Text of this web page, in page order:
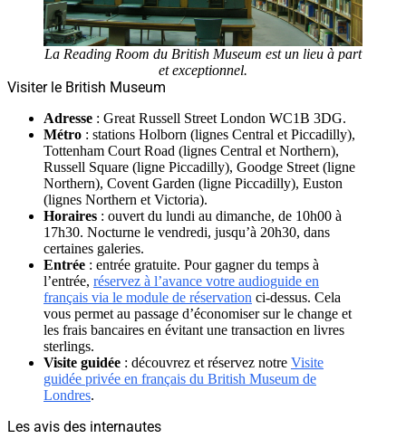
La Reading Room du British Museum est un lieu à part
et exceptionnel.
Visiter le British Museum
Adresse : Great Russell Street London WC1B 3DG.
Métro : stations Holborn (lignes Central et Piccadilly),
Tottenham Court Road (lignes Central et Northern),
Russell Square (ligne Piccadilly), Goodge Street (ligne
Northern), Covent Garden (ligne Piccadilly), Euston
(lignes Northern et Victoria).
Horaires : ouvert du lundi au dimanche, de 10h00 à
17h30. Nocturne le vendredi, jusqu’à 20h30, dans
certaines galeries.
Entrée : entrée gratuite. Pour gagner du temps à
l’entrée, réservez à l’avance votre audioguide en
français via le module de réservation ci-dessus. Cela
vous permet au passage d’économiser sur le change et
les frais bancaires en évitant une transaction en livres
sterlings.
Visite guidée : découvrez et réservez notre Visite
guidée privée en français du British Museum de
Londres.
Les avis des internautes